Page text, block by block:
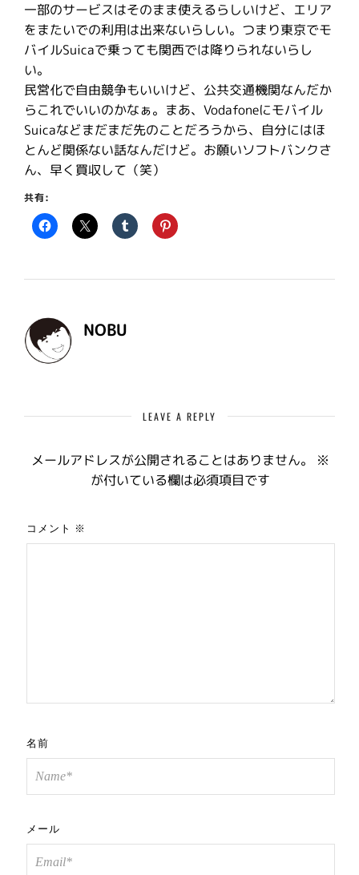
一部のサービスはそのまま使えるらしいけど、エリア
をまたいでの利用は出来ないらしい。つまり東京でモ
バイルSuicaで乗っても関西では降りられないらし
い。
民営化で自由競争もいいけど、公共交通機関なんだか
らこれでいいのかなぁ。まあ、Vodafoneにモバイル
Suicaなどまだまだ先のことだろうから、自分にはほ
とんど関係ない話なんだけど。お願いソフトバンクさ
ん、早く買収して（笑）
共有:
NOBU
LEAVE A REPLY
メールアドレスが公開されることはありません。
※
が付いている欄は必須項目です
コメント ※
名前
メール